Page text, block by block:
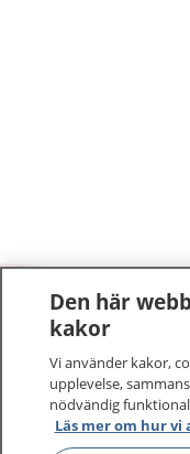
1177 –tryggt
På 1177.se får du
sjukdomar och
Logga in för att
Den här
kakor
Vi använder kakor,
upplevelse,
nödvändig
Läs mer om hur